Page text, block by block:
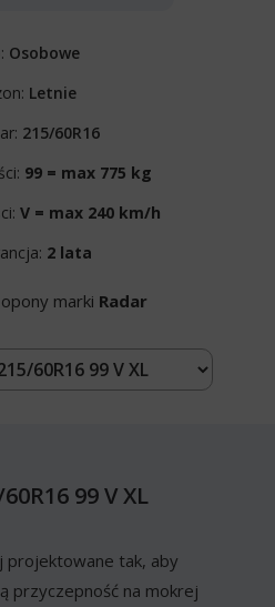
Osobowe
Letnie
215/60R16
99 = max 775 kg
V = max 240 km/h
2 lata
marki Radar
99 V XL
projektowane tak, aby
przyczepność na mokrej